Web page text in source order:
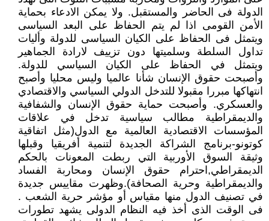
الدولة فى الحاضر والمستقبل. ولا يمكن الادعاء بحماية
الأمن القومى اذا لم يتم الحفاظ على البعد السياسى
ويتمثل فى الحفاظ على الكيان السياسى للدولة وأليات
تداول السلطة وسلميتها دون تزييف لارادة الجماهير
ويتمثل في الحفاظ على الكيان السياسي للدولة.
وأصبحت حقوق الإنسان شأنا عالميا وليس محليا وأصبح
انتهاكها مبررا مقبولا للتدخل الدولي السياسي والاقتصادي
والعسكري. وأصبحت حماية حقوق الإنسان والشفافية
والديمقراطية مطالب سياسية تدخل في علاقات
المؤسسات الاقتصادية العالمية مع الدول(مثل اتفاقية
كوتونو-برنامج الشراكة الجديدة لتنمية أفريقيا وقبلها
وثيقة السوق الأوربية التي ربطت المعونات بالحكم
الديمقراطي,احترام حقوق الإنسان ومحاربة الفساد
والديمقراطية وحرية الصحافة).وظهرت مقاييس جديدة
في تصنيف الدول منها مقياس أو مؤشر حرية الشعب .
فى الوقت الذى أخذ فيه النظام الدولى يشهد تطورات